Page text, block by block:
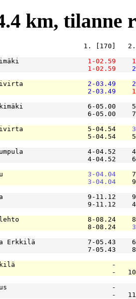
km, tilanne
1. [170]
Niemimäki
1-02.59
1-02.59
Uusivirta
2-03.49
2-03.49
6-05.00
6-05.00
5-04.54
5-04.54
4-04.52
4-04.52
Harju
3-04.04
3-04.04
9-11.12
9-11.12
8-08.24
8-08.24
Erkkilä             7-05.43
7-05.43
-
-
-
-